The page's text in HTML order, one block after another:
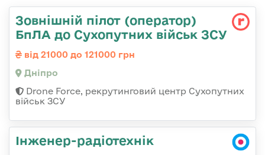
Зовнішній пілот (оператор)
БпЛА до Сухопутних військ ЗСУ
від 21000 до 121000 грн
Дніпро
Drone Force, рекрутинговий центр Сухопутних
військ ЗСУ
Інженер-радіотехнік